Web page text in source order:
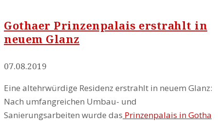
Gothaer Prinzenpalais erstrahlt in
neuem Glanz
07.08.2019
Eine altehrwürdige Residenz erstrahlt in neuem Glanz:
Nach umfangreichen Umbau- und
Sanierungsarbeiten wurde das Prinzenpalais in Gotha